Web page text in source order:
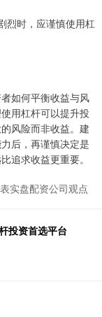
烈时，应谨慎使用杠
如何平衡收益与风
用杠杆可以提升投
风险而非收益。建
后，再谨慎决定是
追求收益更重要。
实盘配资公司观点
投资首选平台